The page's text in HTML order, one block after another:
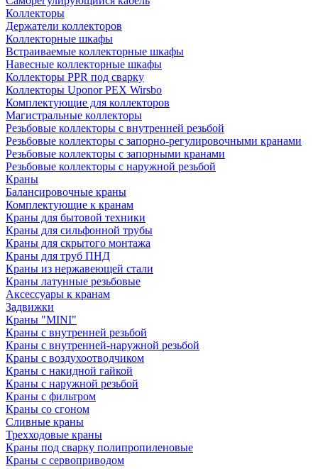
Коллекторы
Держатели коллекторов
Коллекторные шкафы
Встраиваемые коллекторные шкафы
Навесные коллекторные шкафы
Коллекторы PPR под сварку
Коллекторы Uponor PEX Wirsbo
Комплектующие для коллекторов
Магистральные коллекторы
Резьбовые коллекторы с внутренней резьбой
Резьбовые коллекторы с запорно-регулировочными кранами
Резьбовые коллекторы с запорными кранами
Резьбовые коллекторы с наружной резьбой
Краны
Балансировочные краны
Комплектующие к кранам
Краны для бытовой техники
Краны для сильфонной трубы
Краны для скрытого монтажа
Краны для труб ПНД
Краны из нержавеющей стали
Краны латунные резьбовые
Аксессуары к кранам
Задвижки
Краны "MINI"
Краны с внутренней резьбой
Краны с внутренней-наружной резьбой
Краны с воздухоотводчиком
Краны с накидной гайкой
Краны с наружной резьбой
Краны с фильтром
Краны со сгоном
Сливные краны
Трехходовые краны
Краны под сварку полипропиленовые
Краны с сервоприводом